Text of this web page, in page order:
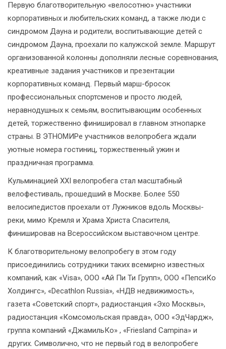
Первую благотворительную «велосотню» участники
корпоративных и любительских команд, а также люди с
синдромом Дауна и родители, воспитывающие детей с
синдромом Дауна, проехали по калужской земле. Маршрут
организованной колонны дополняли лесные соревнования,
креативные задания участников и презентации
корпоративных команд. Первый марш-бросок
профессиональных спортсменов и просто людей,
неравнодушных к семьям, воспитывающим особенных
детей, торжественно финишировал в главном этнопарке
страны. В ЭТНОМИРе участников велопробега ждали
уютные номера гостиниц, торжественный ужин и
праздничная программа.
Кульминацией ХХI велопробега стал масштабный
велофестиваль, прошедший в Москве. Более 550
велосипедистов проехали от Лужников вдоль Москвы-
реки, мимо Кремля и Храма Христа Спасителя,
финишировав на Всероссийском выставочном центре.
К благотворительному велопробегу в этом году
присоединились сотрудники таких всемирно известных
компаний, как «Visa», ООО «Ай Пи Ти Групп», ООО «ПепсиКо
Холдингс», «Decathlon Russia», «НДВ недвижимость»,
газета «Советский спорт», радиостанция «Эхо Москвы»,
радиостанция «Комсомольская правда», ООО «ЭдЧардж»,
группа компаний «ДжамильКо» , «Friesland Campina» и
других. Символично, что не первый год в велопробеге